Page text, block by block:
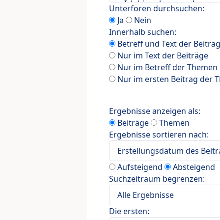
Unterforen durchsuchen:
Ja
Nein
Innerhalb suchen:
Betreff und Text der
Nur im Text der Beiträge
Nur im Betreff der Themen
Nur im ersten Beitrag der
Ergebnisse anzeigen als:
Beiträge
Themen
Ergebnisse sortieren nach:
Aufsteigend
Absteigend
Suchzeitraum begrenzen:
Die ersten: